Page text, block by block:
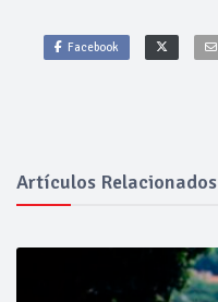
Facebook
Artículos Relacionados